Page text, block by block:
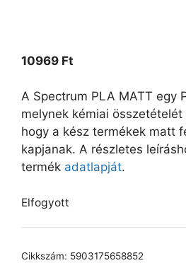
10969 Ft
A Spectrum PLA MATT egy
melynek kémiai
hogy a kész termékek matt
kapjanak. A részletes
termék adatlapját.
Elfogyott
Cikkszám: 5903175658852